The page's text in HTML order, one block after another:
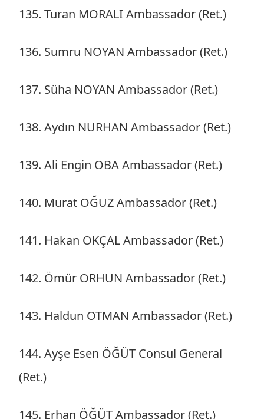
135. Turan MORALI Ambassador (Ret.)
136. Sumru NOYAN Ambassador (Ret.)
137. Süha NOYAN Ambassador (Ret.)
138. Aydın NURHAN Ambassador (Ret.)
139. Ali Engin OBA Ambassador (Ret.)
140. Murat OĞUZ Ambassador (Ret.)
141. Hakan OKÇAL Ambassador (Ret.)
142. Ömür ORHUN Ambassador (Ret.)
143. Haldun OTMAN Ambassador (Ret.)
144. Ayşe Esen ÖĞÜT Consul General
(Ret.)
145. Erhan ÖĞÜT Ambassador (Ret.)